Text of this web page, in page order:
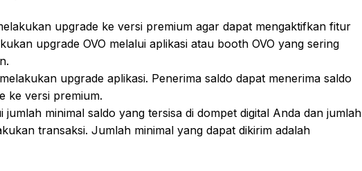
upgrade ke versi premium agar dapat mengaktifkan fitur
upgrade OVO melalui aplikasi atau booth OVO yang sering
upgrade aplikasi. Penerima saldo dapat menerima saldo
ke versi premium.
jumlah minimal saldo yang tersisa di dompet digital Anda dan jumlah
transaksi. Jumlah minimal yang dapat dikirim adalah